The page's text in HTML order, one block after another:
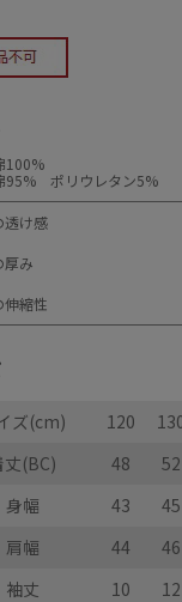
ポリウレタン5%
透け感
厚み
伸縮性
ズ(cm) 120
丈(BC)
48 52
身幅
43 45
肩幅
44 46
袖丈
10 12